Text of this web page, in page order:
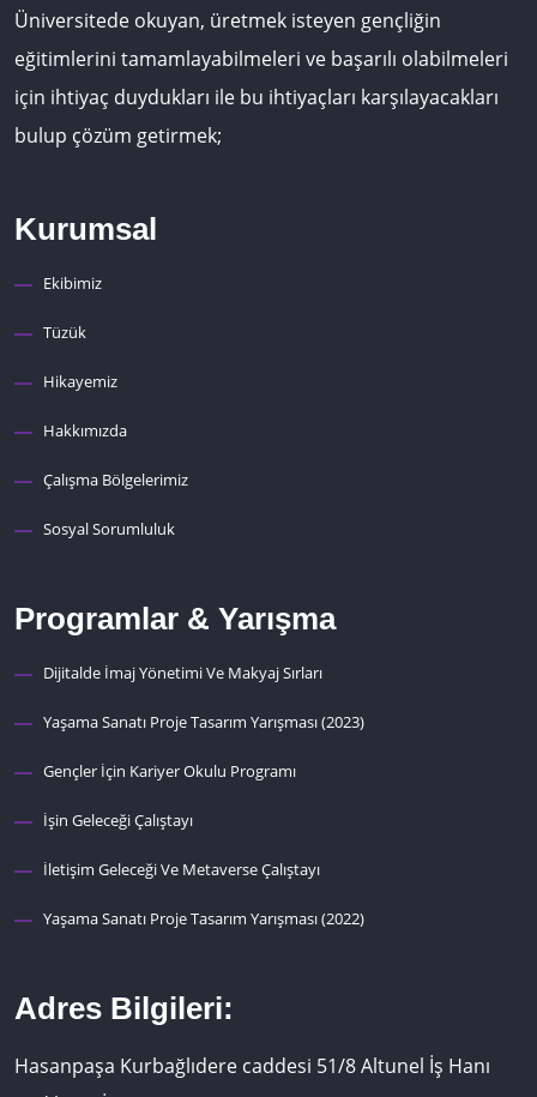
Üniversitede okuyan, üretmek isteyen gençliğin
eğitimlerini tamamlayabilmeleri ve başarılı olabilmeleri
için ihtiyaç duydukları ile bu ihtiyaçları karşılayacakları
bulup çözüm getirmek;
Kurumsal
Ekibimiz
Tüzük
Hikayemiz
Hakkımızda
Çalışma Bölgelerimiz
Sosyal Sorumluluk
Programlar & Yarışma
Dijitalde İmaj Yönetimi Ve Makyaj Sırları
Yaşama Sanatı Proje Tasarım Yarışması (2023)
Gençler İçin Kariyer Okulu Programı
İşin Geleceği Çalıştayı
İletişim Geleceği Ve Metaverse Çalıştayı
Yaşama Sanatı Proje Tasarım Yarışması (2022)
Adres Bilgileri:
Hasanpaşa Kurbağlıdere caddesi 51/8 Altunel İş Hanı